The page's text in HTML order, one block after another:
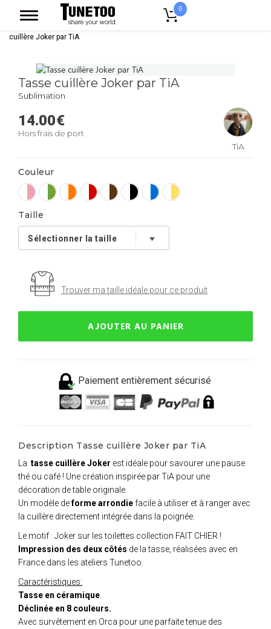
0
Accessoires Casquettes
cuillère Joker par TiA
Tasse cuillère Joker par TiA
Sublimation
14.00€
Hors frais de port
TiA
Couleur
Taille
Trouver ma taille idéale pour ce produit
AJOUTER AU PANIER
Paiement entièrement sécurisé
Description Tasse cuillère Joker par TiA
La tasse cuillère Joker est idéale pour savourer une pause
thé ou café ! Une création inspirée par TiA pour une
décoration de table originale.
Un modèle deforme arrondiefacile à utiliser et à ranger avec
la cuillère directement intégrée dans la poignée.
Le motif : Joker sur les toilettes collection FAIT CHIER !
Impression des deux côtés de la tasse, réalisées avec en
France dans les ateliers Tunetoo.
Caractéristiques:
Tasse en céramique
Déclinée en 8 couleurs.
Avec survêtement en Orca pour une parfaite tenue des